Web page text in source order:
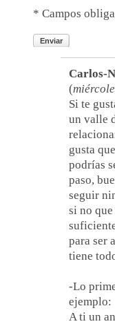
* Campos
Enviar
Carlos-
(
Si te
un valle
gusta
podrías
paso,
seguir
si no
para ser
tiene
-Lo
ejemplo:
A ti un